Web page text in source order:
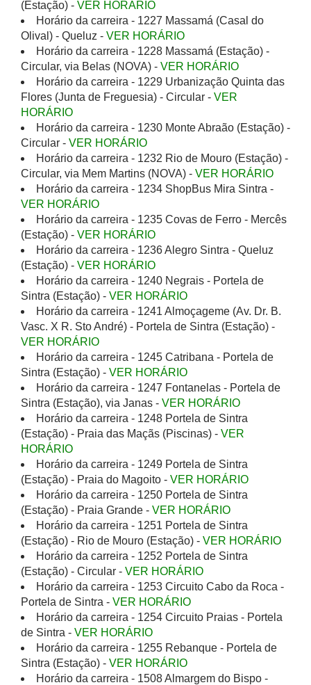
(Estação) - VER HORÁRIO
Horário da carreira - 1227 Massamá (Casal do
Olival) - Queluz - VER HORÁRIO
Horário da carreira - 1228 Massamá (Estação) -
Circular, via Belas (NOVA) - VER HORÁRIO
Horário da carreira - 1229 Urbanização Quinta das
Flores (Junta de Freguesia) - Circular - VER
HORÁRIO
Horário da carreira - 1230 Monte Abraão (Estação) -
Circular - VER HORÁRIO
Horário da carreira - 1232 Rio de Mouro (Estação) -
Circular, via Mem Martins (NOVA) - VER HORÁRIO
Horário da carreira - 1234 ShopBus Mira Sintra -
VER HORÁRIO
Horário da carreira - 1235 Covas de Ferro - Mercês
(Estação) - VER HORÁRIO
Horário da carreira - 1236 Alegro Sintra - Queluz
(Estação) - VER HORÁRIO
Horário da carreira - 1240 Negrais - Portela de
Sintra (Estação) - VER HORÁRIO
Horário da carreira - 1241 Almoçageme (Av. Dr. B.
Vasc. X R. Sto André) - Portela de Sintra (Estação) -
VER HORÁRIO
Horário da carreira - 1245 Catribana - Portela de
Sintra (Estação) - VER HORÁRIO
Horário da carreira - 1247 Fontanelas - Portela de
Sintra (Estação), via Janas - VER HORÁRIO
Horário da carreira - 1248 Portela de Sintra
(Estação) - Praia das Maçãs (Piscinas) - VER
HORÁRIO
Horário da carreira - 1249 Portela de Sintra
(Estação) - Praia do Magoito - VER HORÁRIO
Horário da carreira - 1250 Portela de Sintra
(Estação) - Praia Grande - VER HORÁRIO
Horário da carreira - 1251 Portela de Sintra
(Estação) - Rio de Mouro (Estação) - VER HORÁRIO
Horário da carreira - 1252 Portela de Sintra
(Estação) - Circular - VER HORÁRIO
Horário da carreira - 1253 Circuito Cabo da Roca -
Portela de Sintra - VER HORÁRIO
Horário da carreira - 1254 Circuito Praias - Portela
de Sintra - VER HORÁRIO
Horário da carreira - 1255 Rebanque - Portela de
Sintra (Estação) - VER HORÁRIO
Horário da carreira - 1508 Almargem do Bispo -